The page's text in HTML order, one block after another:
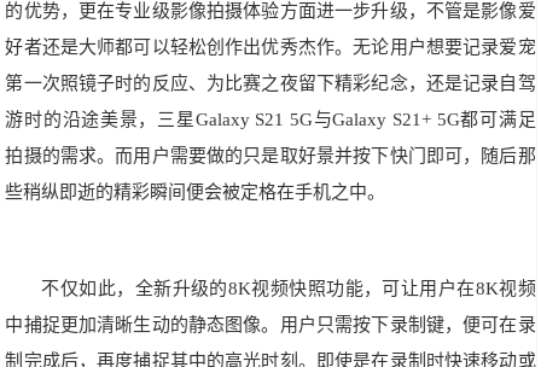
的优势，更在专业级影像拍摄体验方面进一步升级，不管是影像爱
好者还是大师都可以轻松创作出优秀杰作。无论用户想要记录爱宠
第一次照镜子时的反应、为比赛之夜留下精彩纪念，还是记录自驾
游时的沿途美景，三星Galaxy S21 5G与Galaxy S21+ 5G都可满足
拍摄的需求。而用户需要做的只是取好景并按下快门即可，随后那
些稍纵即逝的精彩瞬间便会被定格在手机之中。
不仅如此，全新升级的8K视频快照功能，可让用户在8K视频
中捕捉更加清晰生动的静态图像。用户只需按下录制键，便可在录
制完成后，再度捕捉其中的高光时刻。即使是在录制时快速移动或